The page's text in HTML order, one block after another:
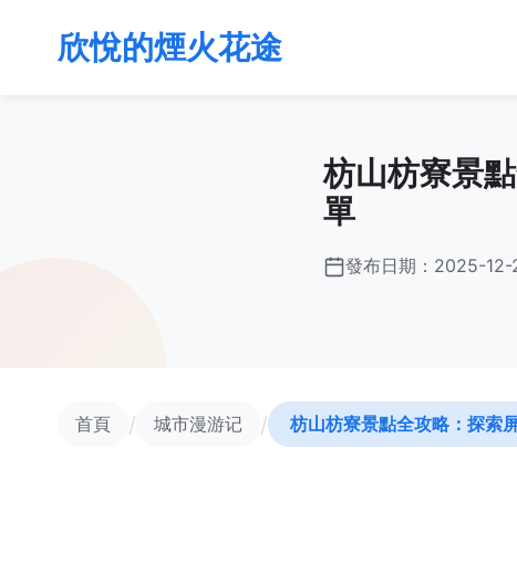
欣悅的煙火花途
枋山枋寮景
單
發布日期： 2025-12-
首頁 / 城市漫游记 / 枋山枋寮景點全攻略：探索